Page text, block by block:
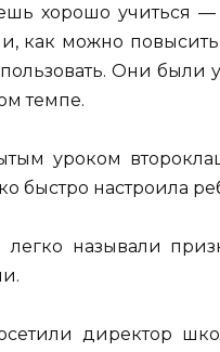
хорошо учиться —
как можно
Они были
темпе.
уроком
быстро настроила
называли
директор